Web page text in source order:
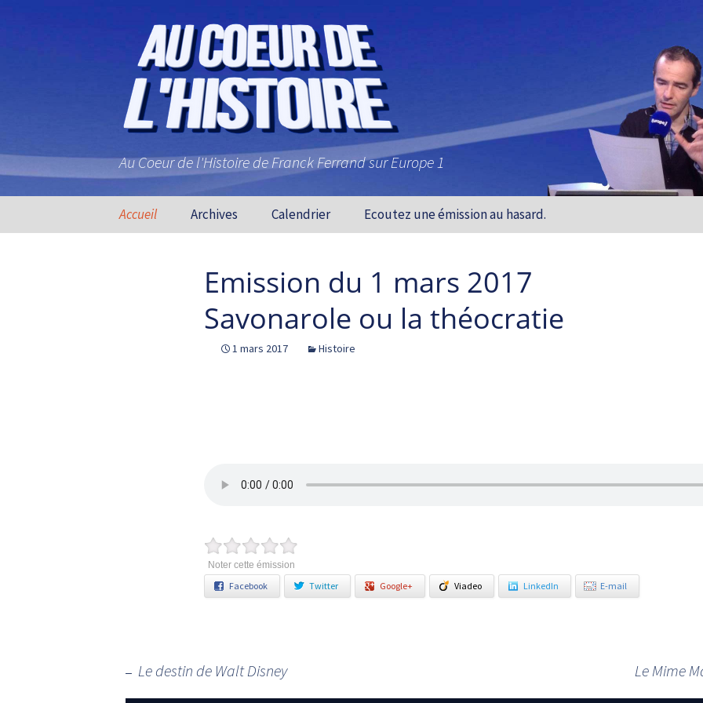
Au Coeur de l'Histoire de Franck Ferrand sur Europe 1
Aller au contenu principal
Accueil Archives Calendrier Ecoutez une émission au hasard.
Emission du 1 mars 2017
Savonarole ou la théocratie
1 mars 2017 Histoire
Noter cette émission
Facebook Twitter Google+ Viadeo LinkedIn E-mail
← Le destin de Walt Disney Le Mime